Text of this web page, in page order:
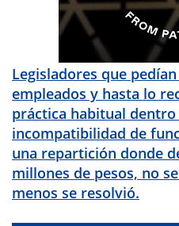
Legisladores que
empleados y hasta lo
práctica habitual
incompatibilidad de
una repartición donde
millones de pesos, no
menos se resolvió.